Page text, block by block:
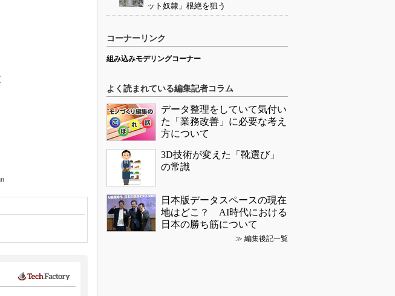
ット奴隷」根絶を狙う
コーナーリンク
組み込みモデリングコーナー
よく読まれている編集記者コラム
データ整理をしていて気付い
た「業務改善」に必要な考え
方について
3D技術が変えた「靴選び」
の常識
日本版データスペースの現在
地はどこ？ AI時代における
日本の勝ち筋について
≫ 編集後記一覧